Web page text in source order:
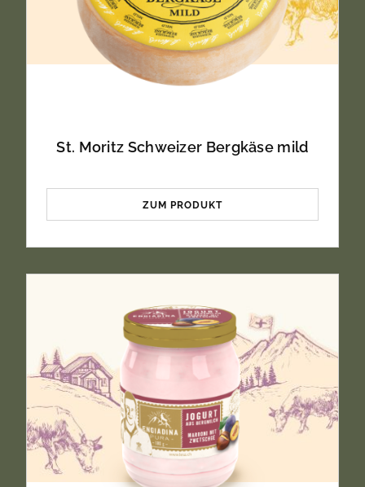
St. Moritz Schweizer Bergkäse mild
ZUM PRODUKT